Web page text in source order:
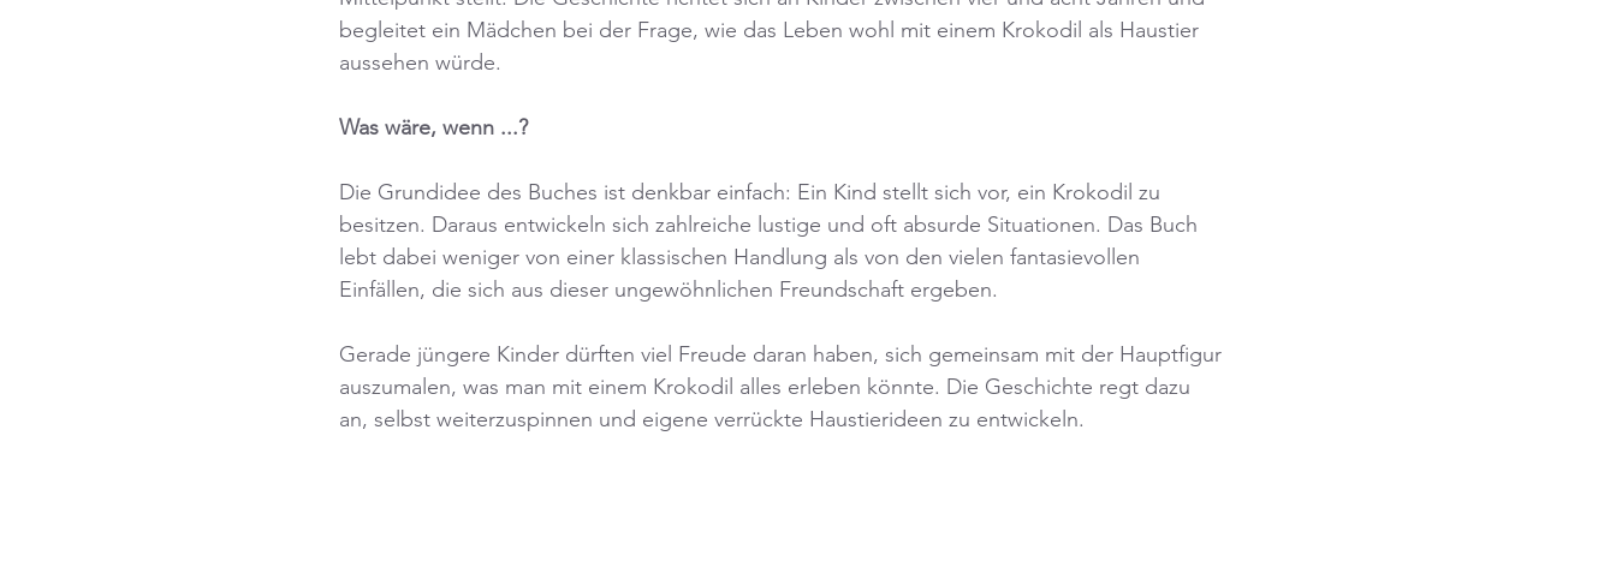
begleitet ein Mädchen bei der Frage, wie das Leben wohl mit einem Krokodil als Haustier
aussehen würde.
Was wäre, wenn ...?
Die Grundidee des Buches ist denkbar einfach: Ein Kind stellt sich vor, ein Krokodil zu
besitzen. Daraus entwickeln sich zahlreiche lustige und oft absurde Situationen. Das Buch
lebt dabei weniger von einer klassischen Handlung als von den vielen fantasievollen
Einfällen, die sich aus dieser ungewöhnlichen Freundschaft ergeben.
Gerade jüngere Kinder dürften viel Freude daran haben, sich gemeinsam mit der Hauptfigur
auszumalen, was man mit einem Krokodil alles erleben könnte. Die Geschichte regt dazu
an, selbst weiterzuspinnen und eigene verrückte Haustierideen zu entwickeln.